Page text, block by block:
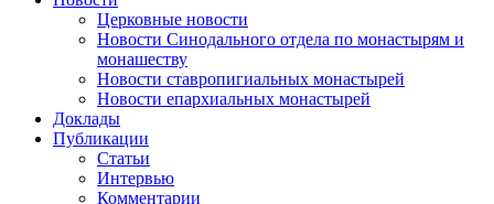
Церковные новости
Новости Синодального отдела по монастырям и
монашеству
Новости ставропигиальных монастырей
Новости епархиальных монастырей
Доклады
Публикации
Статьи
Интервью
Комментарии